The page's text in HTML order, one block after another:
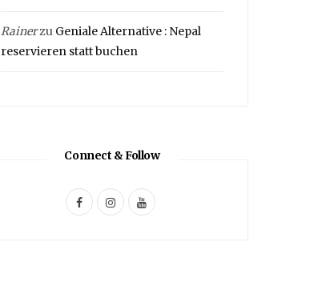
Rainerzu Geniale Alternative : Nepal
reservieren statt buchen
Connect & Follow
F
I
Y